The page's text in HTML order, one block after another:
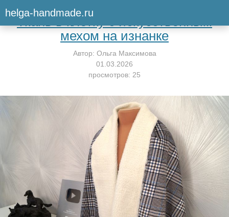
helga-handmade.ruВернуться к мастер-классу
Ткань в клетку с искусственным
мехом на изнанке
Автор: Ольга Максимова
01.03.2026
просмотров: 25